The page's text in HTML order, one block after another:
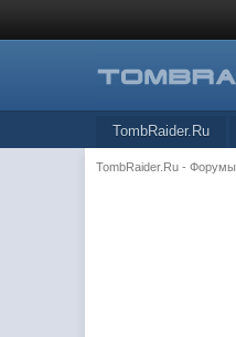
TombRaider.Ru
TombRaider.Ru - Форумы